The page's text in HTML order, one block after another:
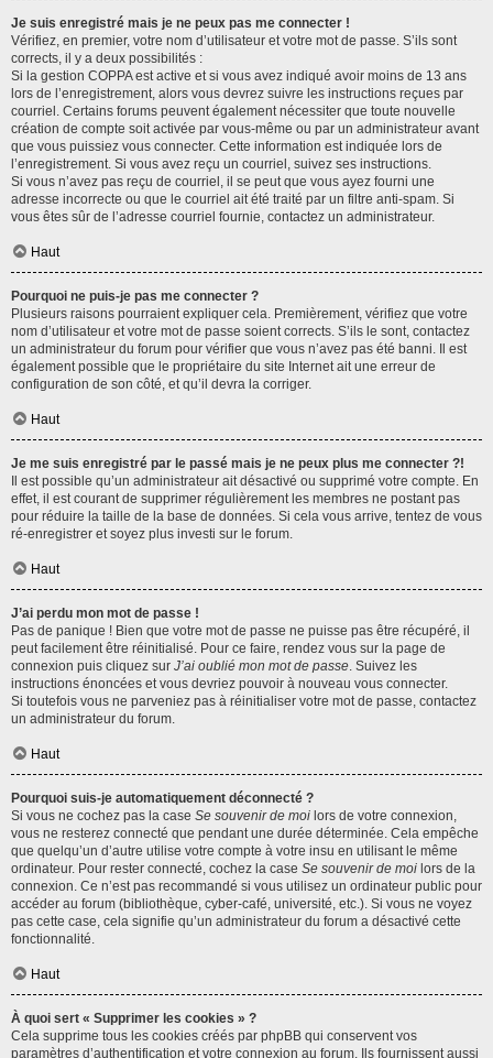
Je suis enregistré mais je ne peux pas me connecter !
Vérifiez, en premier, votre nom d’utilisateur et votre mot de passe. S’ils sont
corrects, il y a deux possibilités :
Si la gestion COPPA est active et si vous avez indiqué avoir moins de 13 ans
lors de l’enregistrement, alors vous devrez suivre les instructions reçues par
courriel. Certains forums peuvent également nécessiter que toute nouvelle
création de compte soit activée par vous-même ou par un administrateur avant
que vous puissiez vous connecter. Cette information est indiquée lors de
l’enregistrement. Si vous avez reçu un courriel, suivez ses instructions.
Si vous n’avez pas reçu de courriel, il se peut que vous ayez fourni une
adresse incorrecte ou que le courriel ait été traité par un filtre anti-spam. Si
vous êtes sûr de l’adresse courriel fournie, contactez un administrateur.
Haut
Pourquoi ne puis-je pas me connecter ?
Plusieurs raisons pourraient expliquer cela. Premièrement, vérifiez que votre
nom d’utilisateur et votre mot de passe soient corrects. S’ils le sont, contactez
un administrateur du forum pour vérifier que vous n’avez pas été banni. Il est
également possible que le propriétaire du site Internet ait une erreur de
configuration de son côté, et qu’il devra la corriger.
Haut
Je me suis enregistré par le passé mais je ne peux plus me connecter ?!
Il est possible qu’un administrateur ait désactivé ou supprimé votre compte. En
effet, il est courant de supprimer régulièrement les membres ne postant pas
pour réduire la taille de la base de données. Si cela vous arrive, tentez de vous
ré-enregistrer et soyez plus investi sur le forum.
Haut
J’ai perdu mon mot de passe !
Pas de panique ! Bien que votre mot de passe ne puisse pas être récupéré, il
peut facilement être réinitialisé. Pour ce faire, rendez vous sur la page de
connexion puis cliquez sur J’ai oublié mon mot de passe. Suivez les
instructions énoncées et vous devriez pouvoir à nouveau vous connecter.
Si toutefois vous ne parveniez pas à réinitialiser votre mot de passe, contactez
un administrateur du forum.
Haut
Pourquoi suis-je automatiquement déconnecté ?
Si vous ne cochez pas la case Se souvenir de moi lors de votre connexion,
vous ne resterez connecté que pendant une durée déterminée. Cela empêche
que quelqu’un d’autre utilise votre compte à votre insu en utilisant le même
ordinateur. Pour rester connecté, cochez la case Se souvenir de moi lors de la
connexion. Ce n’est pas recommandé si vous utilisez un ordinateur public pour
accéder au forum (bibliothèque, cyber-café, université, etc.). Si vous ne voyez
pas cette case, cela signifie qu’un administrateur du forum a désactivé cette
fonctionnalité.
Haut
À quoi sert « Supprimer les cookies » ?
Cela supprime tous les cookies créés par phpBB qui conservent vos
paramètres d’authentification et votre connexion au forum. Ils fournissent aussi